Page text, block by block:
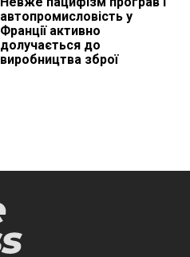
автопромисловість у
Франції активно
долучається до
виробництва зброї